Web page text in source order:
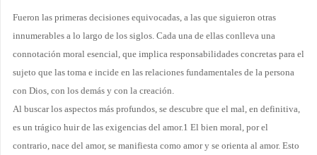
Fueron las primeras decisiones equivocadas, a las que siguieron otras
innumerables a lo largo de los siglos. Cada una de ellas conlleva una
connotación moral esencial, que implica responsabilidades concretas para el
sujeto que las toma e incide en las relaciones fundamentales de la persona
con Dios, con los demás y con la creación.
Al buscar los aspectos más profundos, se descubre que el mal, en definitiva,
es un trágico huir de las exigencias del amor.1 El bien moral, por el
contrario, nace del amor, se manifiesta como amor y se orienta al amor. Esto